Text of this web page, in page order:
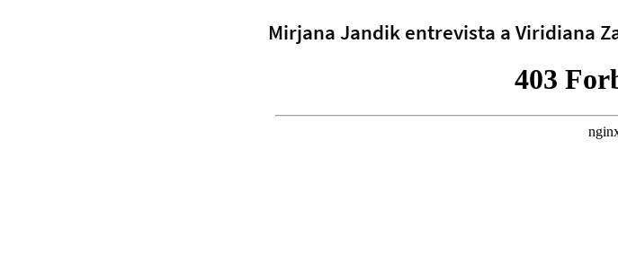
Mirjana Jandik entrevista a Viridiana